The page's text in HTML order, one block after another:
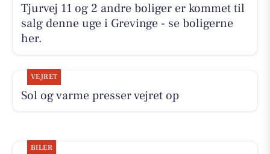
Tjurvej 11 og 2 andre boliger er kommet til
salg denne uge i Grevinge - se boligerne
her.
VEJRET
Sol og varme presser vejret op
BILER